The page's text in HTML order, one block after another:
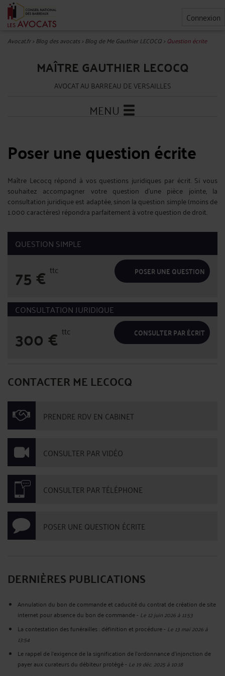
Connexion
Avocat.fr>Blog des avocats>Blog de Me Gauthier LECOCQ> Question écrite
MAÎTRE GAUTHIER LECOCQ
AVOCAT AU BARREAU DE VERSAILLES
MENU
Poser une question écrite
Maître Lecocq répond à vos questions juridiques par écrit. Si vous
souhaitez accompagner votre question d'une pièce jointe, la
consultation juridique est adaptée, sinon la question simple (moins de
1.000 caractères) répondra parfaitement à votre question de droit.
QUESTION SIMPLE
75€ ttc POSER UNE QUESTION
CONSULTATION JURIDIQUE
300€ ttc CONSULTER PAR ÉCRIT
CONTACTER ME LECOCQ
PRENDRE RDV EN CABINET
CONSULTER PAR VIDÉO
CONSULTER PAR TÉLÉPHONE
POSER UNE QUESTION ÉCRITE
DERNIÈRES PUBLICATIONS
Annulation du bon de commande et caducité du contrat de création de site
internet pour absence du bon de commande- Le 12 juin 2026 à 11:53
La contestation des funérailles : définition et procédure- Le 13 mai 2026 à
13:54
Le rappel de l’exigence de la signification de l’ordonnance d’injonction de
payer aux curateurs du débiteur protégé- Le 19 déc. 2025 à 10:18